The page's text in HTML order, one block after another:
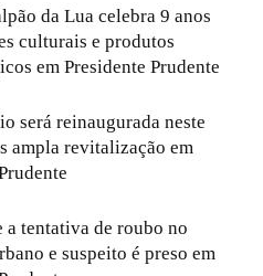
da Lua celebra 9 anos
culturais e produtos
em Presidente Prudente
será reinaugurada neste
ampla revitalização em
a tentativa de roubo no
e suspeito é preso em